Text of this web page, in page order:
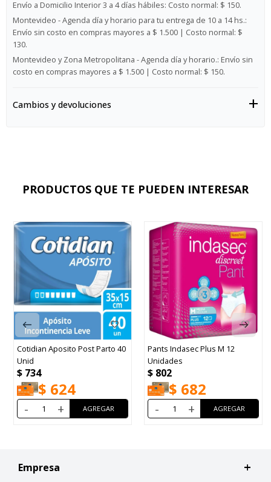
Envío a Domicilio Interior 3 a 4 días hábiles: Costo normal: $ 150.
Montevideo - Agenda día y horario para tu entrega de 10 a 14 hs.:
Envío sin costo en compras mayores a $ 1.500 | Costo normal: $
130.
Montevideo y Zona Metropolitana - Agenda día y horario.: Envío sin
costo en compras mayores a $ 1.500 | Costo normal: $ 150.
Cambios y devoluciones
PRODUCTOS QUE TE PUEDEN INTERESAR
Cotidian Aposito Post Parto 40
Unid
$ 734
$ 624
- +
Pants Indasec Plus M 12
Unidades
$ 802
$ 682
- +
Empresa